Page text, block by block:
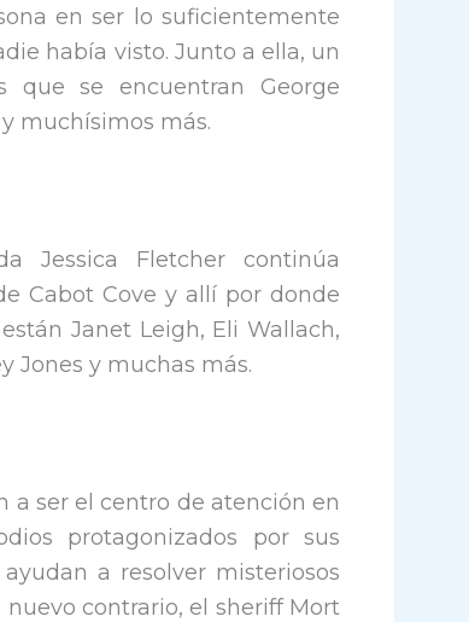
en ser lo suficientemente
había visto. Junto a ella, un
que se encuentran George
muchísimos más.
Jessica Fletcher continúa
Cabot Cove y allí por donde
Janet Leigh, Eli Wallach,
Jones y muchas más.
a ser el centro de atención en
protagonizados por sus
a resolver misteriosos
contrario, el sheriff Mort